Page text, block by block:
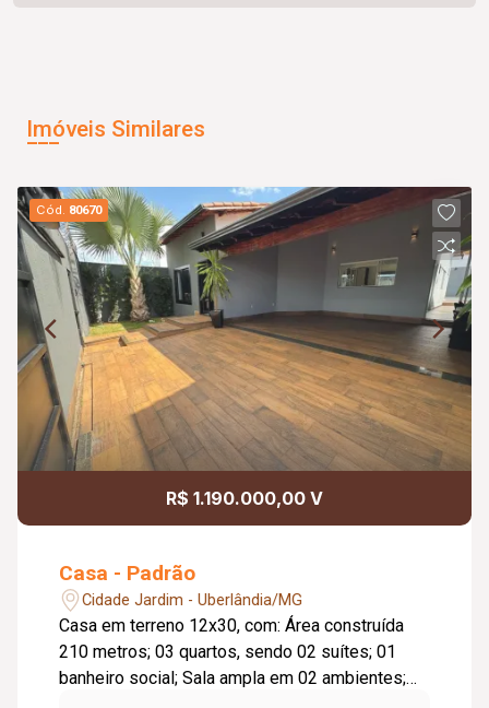
Imóveis Similares
Cód. 80670
R$ 1.190.000,00 V
Casa - Padrão
Cidade Jardim - Uberlândia/MG
Casa em terreno 12x30, com: Área construída
210 metros; 03 quartos, sendo 02 suítes; 01
banheiro social; Sala ampla em 02 ambientes;